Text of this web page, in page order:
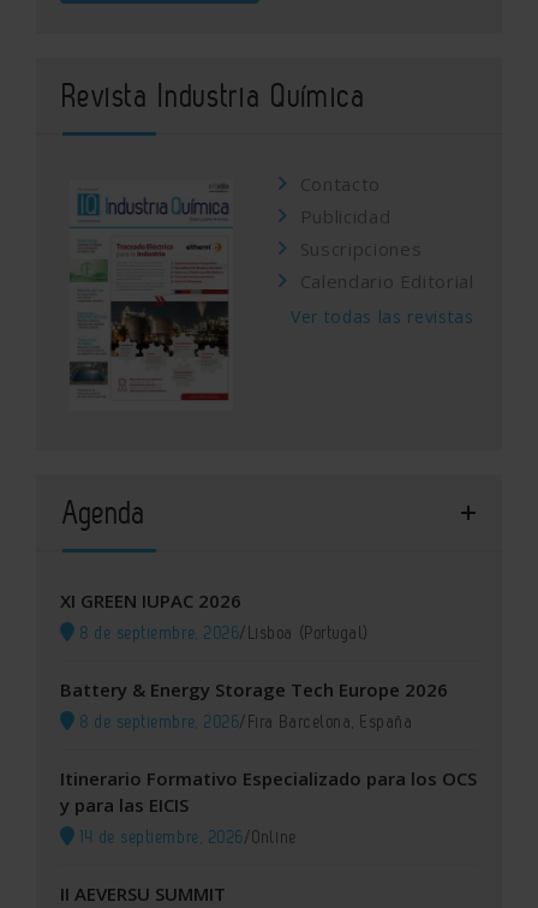
Revista Industria Química
Contacto
Publicidad
Suscripciones
Calendario Editorial
Ver todas las revistas
Agenda
XI GREEN IUPAC 2026
8 de septiembre, 2026/Lisboa (Portugal)
Battery & Energy Storage Tech Europe 2026
8 de septiembre, 2026/Fira Barcelona, España
Itinerario Formativo Especializado para los OCS
y para las EICIS
14 de septiembre, 2026/Online
II AEVERSU SUMMIT